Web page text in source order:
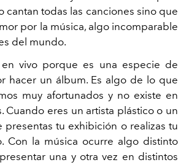
cantan todas las canciones sino que
por la música, algo incomparable
del mundo.
vivo porque es una especie de
hacer un álbum. Es algo de lo que
muy afortunados y no existe en
Cuando eres un artista plástico o un
tu exhibición o realizas tu
Con la música ocurre algo distinto
una y otra vez en distintos